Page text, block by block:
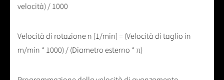
velocità) / 1000
Velocità di rotazione n [1/min] = (Velocità di taglio in
m/min * 1000) / (Diametro esterno * π)